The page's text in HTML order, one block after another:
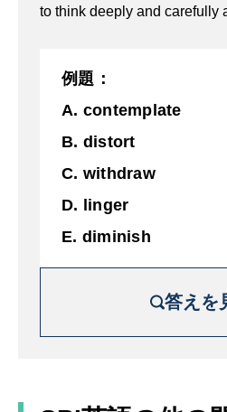
D. 切り離す
to think deeply and carefully
例題：
A. contemplate
B. distort
C. withdraw
D. linger
E. diminish
答えを